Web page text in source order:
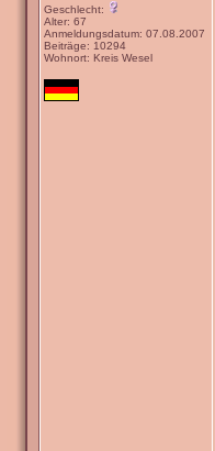
Geschlecht:
Alter: 67
Anmeldungsdatum: 07.08.2007
Beiträge: 10294
Wohnort: Kreis Wesel